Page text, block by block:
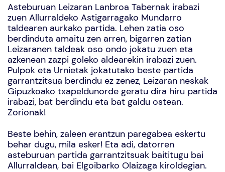
Asteburuan Leizaran Lanbroa Tabernak irabazi
zuen Allurraldeko Astigarragako Mundarro
taldearen aurkako partida. Lehen zatia oso
berdinduta amaitu zen arren, bigarren zatian
Leizaranen taldeak oso ondo jokatu zuen eta
azkenean zazpi goleko aldearekin irabazi zuen.
Pulpok eta Urnietak jokatutako beste partida
garrantzitsua berdindu ez zenez, Leizaran neskak
Gipuzkoako txapeldunorde geratu dira hiru partida
irabazi, bat berdindu eta bat galdu ostean.
Zorionak!
Beste behin, zaleen erantzun paregabea eskertu
behar dugu, mila esker! Eta adi, datorren
asteburuan partida garrantzitsuak baititugu bai
Allurraldean, bai Elgoibarko Olaizaga kiroldegian.